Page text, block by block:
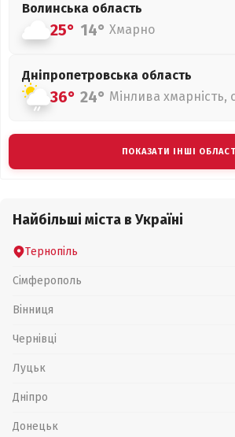
Волинська область
25° 14° Хмарно
Дніпропетровська область
36° 24° Мінлива хмарність,
ПОКАЗАТИ ІНШІ
Найбільші міста в Україні
Тернопіль
Сімферополь
Вінниця
Чернівці
Луцьк
Дніпро
Донецьк